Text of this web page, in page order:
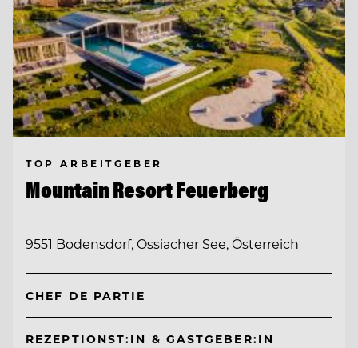
TOP ARBEITGEBER
Mountain Resort Feuerberg
9551 Bodensdorf, Ossiacher See, Österreich
CHEF DE PARTIE
REZEPTIONST:IN & GASTGEBER:IN